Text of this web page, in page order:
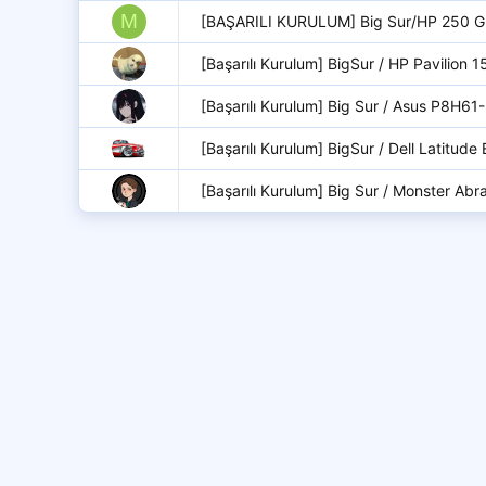
M [BAŞARILI KURULUM] Big Sur/HP 250
[Başarılı Kurulum] BigSur / HP Pavilion
[Başarılı Kurulum] Big Sur / Asus
[Başarılı Kurulum] BigSur / Dell
[Başarılı Kurulum] Big Sur / Monster